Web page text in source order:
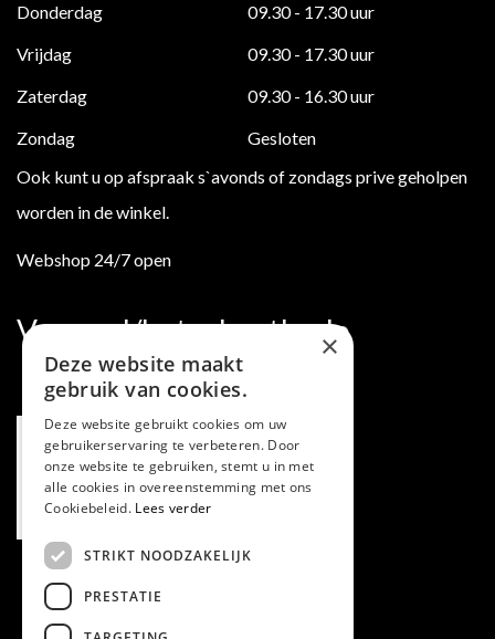
Donderdag
09.30 - 17.30 uur
Vrijdag
09.30 - 17.30 uur
Zaterdag
09.30 - 16.30 uur
Zondag
Gesloten
Ook kunt u op afspraak s`avonds of zondags prive geholpen
worden in de winkel.
Webshop 24/7 open
Verzend/betaalmethode
×
Deze website maakt
gebruik van cookies.
Deze website gebruikt cookies om uw
gebruikerservaring te verbeteren. Door
onze website te gebruiken, stemt u in met
alle cookies in overeenstemming met ons
Cookiebeleid. Lees verder
STRIKT NOODZAKELIJK
PRESTATIE